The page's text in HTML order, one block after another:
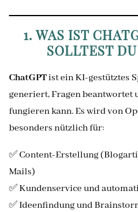
1. WAS IST
SOLLTEST
ChatGPTist ein KI-gestütztes
generiert, Fragen beantwortet
fungieren kann. Es wird von
besonders nützlich für:
✅ Content-Erstellung
Mails)
✅ Kundenservice und
✅ Ideenfindung und